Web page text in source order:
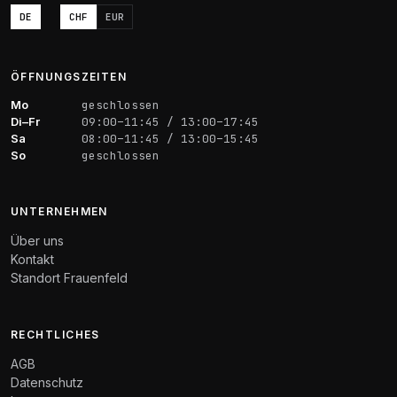
DE CHF EUR
ÖFFNUNGSZEITEN
Mo geschlossen
Di–Fr 09:00–11:45 / 13:00–17:45
Sa 08:00–11:45 / 13:00–15:45
So geschlossen
UNTERNEHMEN
Über uns
Kontakt
Standort Frauenfeld
RECHTLICHES
AGB
Datenschutz